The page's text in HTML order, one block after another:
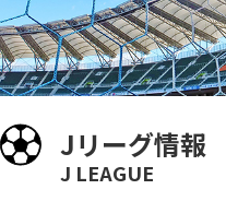
Jリーグ情報
J LEAGUE